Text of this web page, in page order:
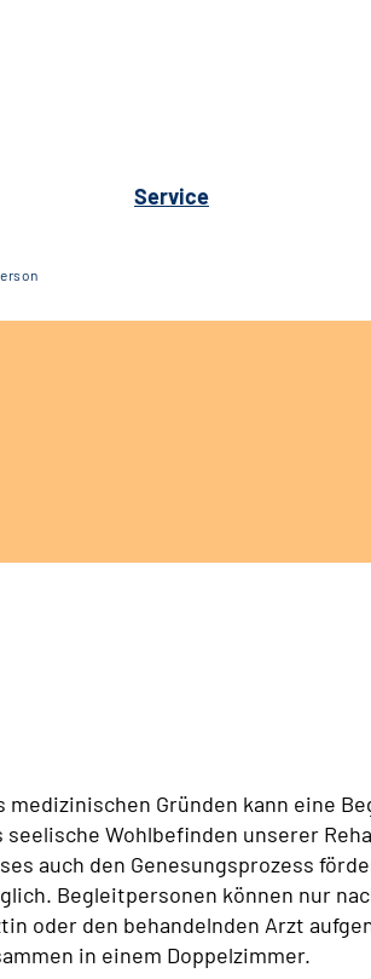
Service
medizinischen Gründen kann eine
seelische Wohlbefinden unserer
auch den Genesungsprozess
Begleitpersonen können nur
oder den behandelnden Arzt
in einem Doppelzimmer.